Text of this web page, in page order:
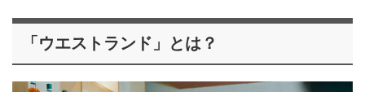
「ウエストランド」とは？